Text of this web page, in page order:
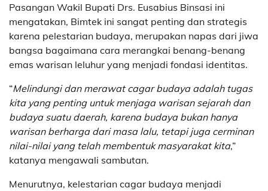
Pasangan Wakil Bupati Drs. Eusabius Binsasi ini
mengatakan, Bimtek ini sangat penting dan strategis
karena pelestarian budaya, merupakan napas dari jiwa
bangsa bagaimana cara merangkai benang-benang
emas warisan leluhur yang menjadi fondasi identitas.
“Melindungi dan merawat cagar budaya adalah tugas
kita yang penting untuk menjaga warisan sejarah dan
budaya suatu daerah, karena budaya bukan hanya
warisan berharga dari masa lalu, tetapi juga cerminan
nilai-nilai yang telah membentuk masyarakat kita,”
katanya mengawali sambutan.
Menurutnya, kelestarian cagar budaya menjadi